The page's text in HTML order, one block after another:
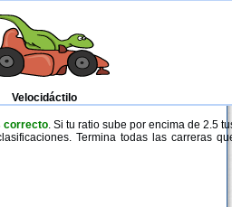
Velocidáctilo
correcto. Si tu ratio sube por encima de 2.5
Termina todas las carreras